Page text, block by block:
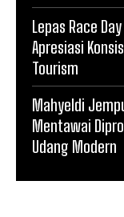
Lepas Race
Apresiasi
Tourism
Mahyeldi
Mentawai
Udang Modern